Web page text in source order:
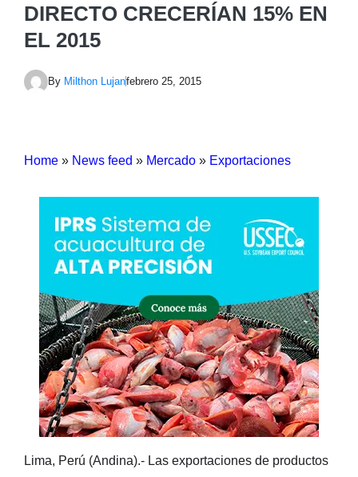
DIRECTO CRECERÍAN 15% EN
EL 2015‎
By Milthon Lujanfebrero 25, 2015
Home » News feed » Mercado » Exportaciones
Lima, Perú (Andina).- Las exportaciones de productos